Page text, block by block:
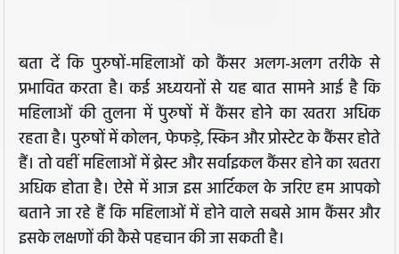
बता दें कि पुरुषों-महिलाओं को कैंसर अलग-अलग तरीके से
प्रभावित करता है। कई अध्ययनों से यह बात सामने आई है कि
महिलाओं की तुलना में पुरुषों में कैंसर होने का खतरा अधिक
रहता है। पुरुषों में कोलन, फेफड़े, स्किन और प्रोस्टेट के कैंसर होते
हैं। तो वहीं महिलाओं में ब्रेस्ट और सर्वाइकल कैंसर होने का खतरा
अधिक होता है। ऐसे में आज इस आर्टिकल के जरिए हम आपको
बताने जा रहे हैं कि महिलाओं में होने वाले सबसे आम कैंसर और
इसके लक्षणों की कैसे पहचान की जा सकती है।